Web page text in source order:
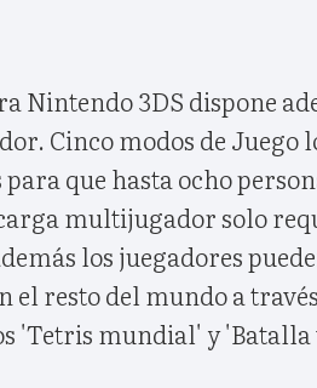
Nintendo 3DS dispone
Cinco modos de Juego
que hasta ocho
multijugador solo
los juegadores
el resto del mundo a
'Tetris mundial' y 'Batalla